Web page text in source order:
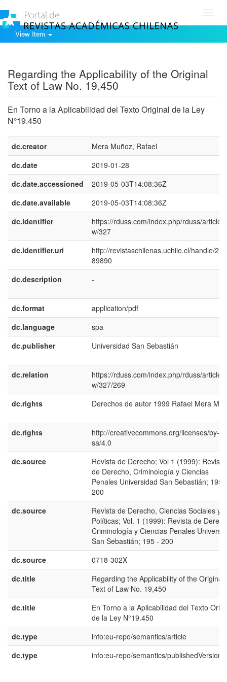
View Item
Regarding the Applicability of the Original
Text of Law No. 19,450
En Torno a la Aplicabilidad del Texto Original de la Ley
N°19.450
dc.creator
Mera Muñoz, Rafael
dc.date
2019-01-28
dc.date.accessioned
2019-05-03T14:08:36Z
dc.date.available
2019-05-03T14:08:36Z
dc.identifier
https://rduss.com/index.php/rduss/article/
w/327
dc.identifier.uri
http://revistaschilenas.uchile.cl/handle/
89890
dc.description
-
dc.format
application/pdf
dc.language
spa
dc.publisher
Universidad San Sebastián
dc.relation
https://rduss.com/index.php/rduss/article/
w/327/269
dc.rights
Derechos de autor 1999 Rafael Mera
dc.rights
http://creativecommons.org/licenses/by-
sa/4.0
dc.source
Revista de Derecho; Vol 1 (1999): Revista
de Derecho, Criminología y Ciencias
Penales Universidad San Sebastián; 195 -
200
dc.source
Revista de Derecho, Ciencias Sociales y
Políticas; Vol. 1 (1999): Revista de
Criminología y Ciencias Penales
San Sebastián; 195 - 200
dc.source
0718-302X
dc.title
Regarding the Applicability of the Original
Text of Law No. 19,450
dc.title
En Torno a la Aplicabilidad del Texto
de la Ley N°19.450
dc.type
info:eu-repo/semantics/article
dc.type
info:eu-repo/semantics/publishedVersion